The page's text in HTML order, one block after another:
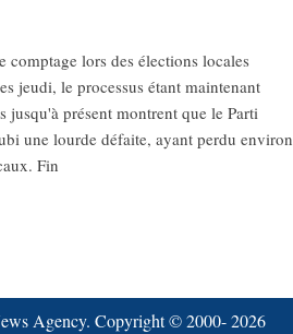
comptage lors des élections locales
jeudi, le processus étant maintenant
jusqu'à présent montrent que le Parti
une lourde défaite, ayant perdu environ
Fin
Agency. Copyright © 2000-2026